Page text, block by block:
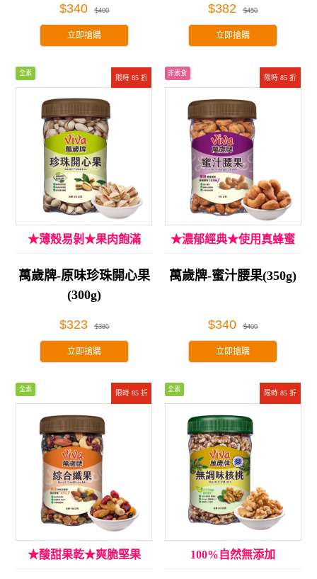
$340 $400
立即搶購
$382 $450
立即搶購
限時 85 折
全素
★薄殼易剝★果肉飽滿
萬歲牌-原味珍珠開心果
(300g)
$323 $380
立即搶購
限時 85 折
非素食
★濃郁經典★使用真蜂蜜
萬歲牌-蜜汁腰果(350g)
$340 $400
立即搶購
限時 85 折
全素
★酸甜果乾★爽脆堅果
限時 85 折
全素
100%自然無添加